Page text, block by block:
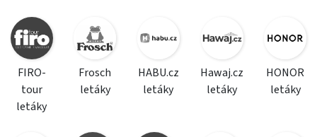
FIRO-
tour
letáky
Frosch
letáky
HABU.cz
letáky
Hawaj.cz
letáky
HONOR
letáky